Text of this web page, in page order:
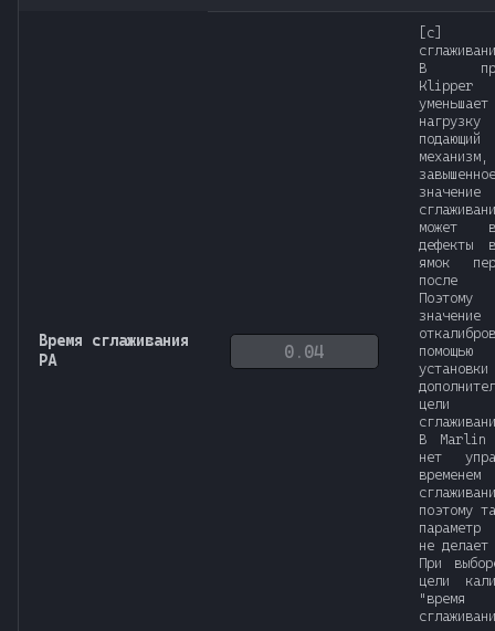
Время сглаживания
PA
[с]
В
Klipper
уменьшает
подающий
завышенное
значение
может
дефекты
ямок
после
помощью
установки
цели
В Marlin
нет
временем
поэтому
параметр
не делает
При
цели
"время